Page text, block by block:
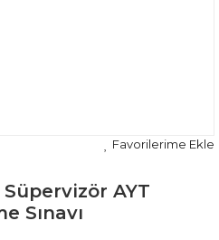
Süpervizör AYT
Sınavı